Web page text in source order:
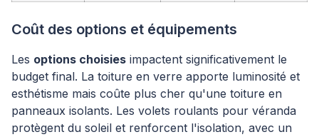
Coût des options et équipements
Les options choisies impactent significativement le
budget final. La toiture en verre apporte luminosité et
esthétisme mais coûte plus cher qu'une toiture en
panneaux isolants. Les volets roulants pour véranda
protègent du soleil et renforcent l'isolation, avec un